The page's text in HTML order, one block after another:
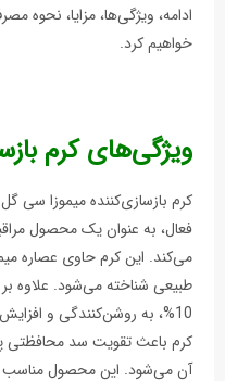
ادامه، ویژگی‌ها، مزایا،
خواهیم کرد.
ویژگی‌های کرم
فعال، به عنوان یک محصول
می‌کند. این کرم حاوی عصاره
10%، به روشن‌کنندگی و
کرم باعث تقویت سد
آن می‌شود. این محصول مناسب